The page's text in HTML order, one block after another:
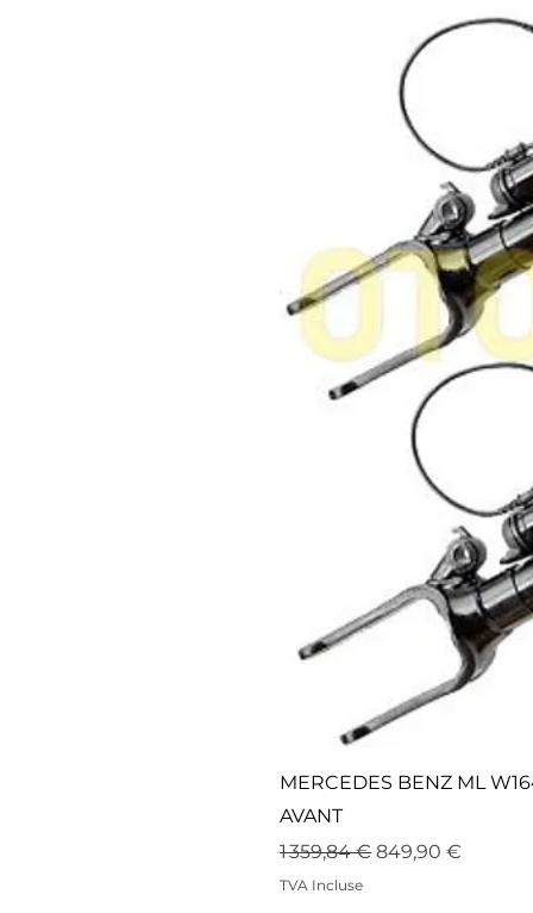
MERCEDES BENZ ML
AVANT
Prix original
1 359,84 € Prix
849,90 €
TVA Incluse